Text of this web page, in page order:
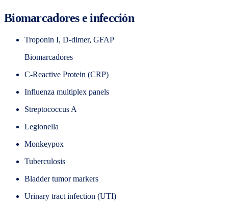
Biomarcadores e infección
Troponin I, D-dimer, GFAP
Biomarcadores
C-Reactive Protein (CRP)
Influenza multiplex panels
Streptococcus A
Legionella
Monkeypox
Tuberculosis
Bladder tumor markers
Urinary tract infection (UTI)